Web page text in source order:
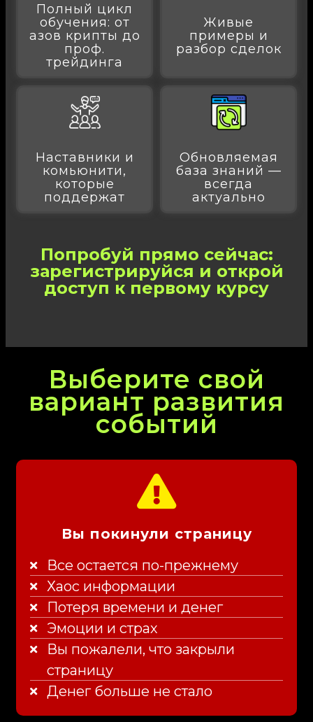
Полный цикл
обучения: от
азов крипты до
проф.
трейдинга
Живые
примеры и
разбор сделок
Наставники и
комьюнити,
которые
поддержат
Обновляемая
база знаний —
всегда
актуально
Попробуй прямо сейчас:
зарегистрируйся и открой
доступ к первому курсу
Выберите свой
вариант развития
событий
Вы покинули страницу
Все остается по-прежнему
Хаос информации
Потеря времени и денег​
Эмоции и страх​
Вы пожалели, что закрыли
страницу
Денег больше не стало